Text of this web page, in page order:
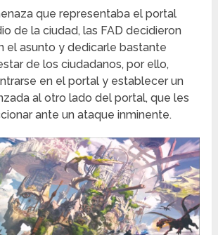
que representaba el portal
de la ciudad, las FAD decidieron
el asunto y dedicarle bastante
de los ciudadanos, por ello,
en el portal y establecer un
al otro lado del portal, que les
ante un ataque inminente.